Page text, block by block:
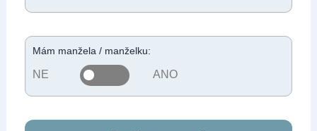
Mám manžela / manželku: